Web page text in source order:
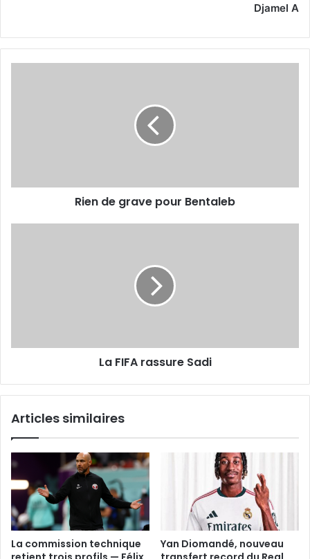
Djamel A
Rien de grave pour Bentaleb
La FIFA rassure Sadi
Articles similaires
La commission technique
Yan Diomandé, nouveau